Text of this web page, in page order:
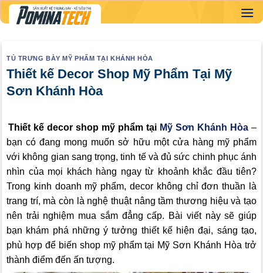
Skip
to
TỦ TRƯNG BÀY MỸ PHẨM TẠI KHÁNH HÒA
Thiết kế Decor Shop Mỹ Phẩm Tại Mỹ
Sơn Khánh Hòa
Thiết kế decor shop mỹ phẩm tại Mỹ Sơn Khánh Hòa –
bạn có đang mong muốn sở hữu một cửa hàng mỹ phẩm
với không gian sang trọng, tinh tế và đủ sức chinh phục ánh
nhìn của mọi khách hàng ngay từ khoảnh khắc đầu tiên?
Trong kinh doanh mỹ phẩm, decor không chỉ đơn thuần là
trang trí, mà còn là nghệ thuật nâng tầm thương hiệu và tạo
nên trải nghiệm mua sắm đẳng cấp. Bài viết này sẽ giúp
bạn khám phá những ý tưởng thiết kế hiện đại, sáng tạo,
phù hợp để biến shop mỹ phẩm tại Mỹ Sơn Khánh Hòa trở
thành điểm đến ấn tượng.